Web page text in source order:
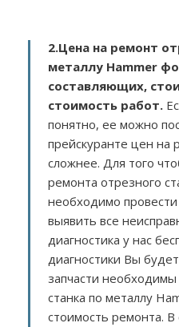
2.Цена на ремонт
металлу Hammer
составляющих,
стоимость работ.
понятно, ее можно
прейскуранте цен на
сложнее. Для того
ремонта отрезного
необходимо
выявить все
диагностика у нас
диагностики Вы
запчасти
станка по металлу
стоимость ремонта. В